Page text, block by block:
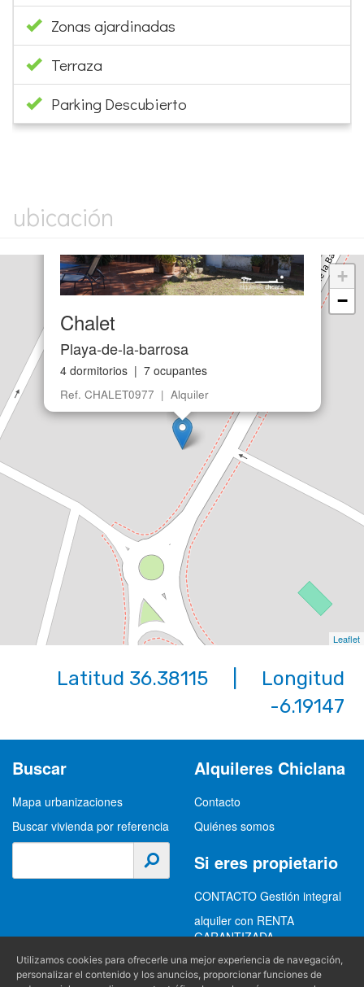
Parque natural
Deportes de acción
SERVICIOS EN LA ZONA/DISTANCIA
EXTERIOR DE LA VIVIENDA
Mesas y sillas
Zonas ajardinadas
Terraza
Parking Descubierto
ubicación
Playa-de-la-barrosa
Ref. CHALET0977 | Alquiler
Latitud 36.38115 | Longitud
Utilizamos cookies para ofrecerle una mejor experiencia de navegación,
personalizar el contenido y los anuncios, proporcionar funciones de